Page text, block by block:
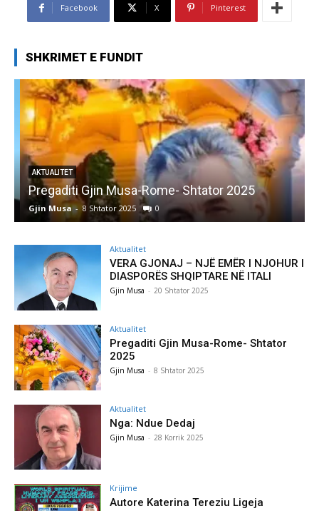
Facebook X Pinterest
SHKRIMET E FUNDIT
AKTUALITET
Pregaditi Gjin Musa-Rome- Shtator 2025
Gjin Musa - 8 Shtator 2025 0
Aktualitet
VERA GJONAJ – NJË EMËR I NJOHUR I
DIASPORËS SHQIPTARE NË ITALI
Gjin Musa - 20 Shtator 2025
Aktualitet
Pregaditi Gjin Musa-Rome- Shtator
2025
Gjin Musa - 8 Shtator 2025
Aktualitet
Nga: Ndue Dedaj
Gjin Musa - 28 Korrik 2025
Krijime
Autore Katerina Tereziu Ligeja